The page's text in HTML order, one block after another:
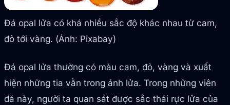
Đá opal lửa có khá nhiều sắc độ khác nhau từ cam,
đỏ tới vàng. (Ảnh: Pixabay)
Đá opal lửa thường có màu cam, đỏ, vàng và xuất
hiện những tia vằn trong ánh lửa. Trong những viên
đá này, người ta quan sát được sắc thái rực lửa của